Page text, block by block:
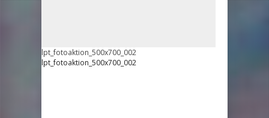
lpt_fotoaktion_500x700_002
lpt_fotoaktion_500x700_002